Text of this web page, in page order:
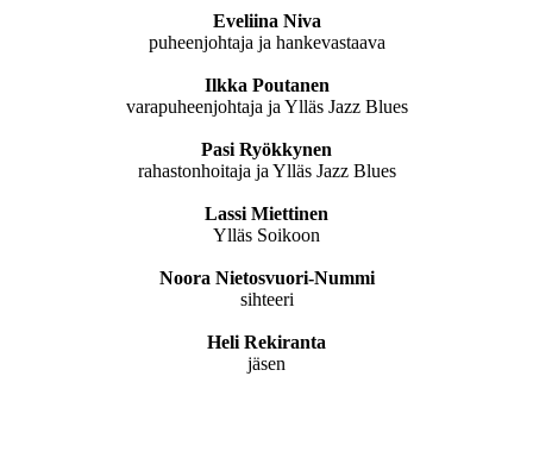
Eveliina Niva
puheenjohtaja ja hankevastaava
Ilkka Poutanen
varapuheenjohtaja ja Ylläs Jazz Blues
Pasi Ryökkynen
rahastonhoitaja ja Ylläs Jazz Blues
Lassi Miettinen
Ylläs Soikoon
Noora Nietosvuori-Nummi
sihteeri
Heli Rekiranta
jäsen